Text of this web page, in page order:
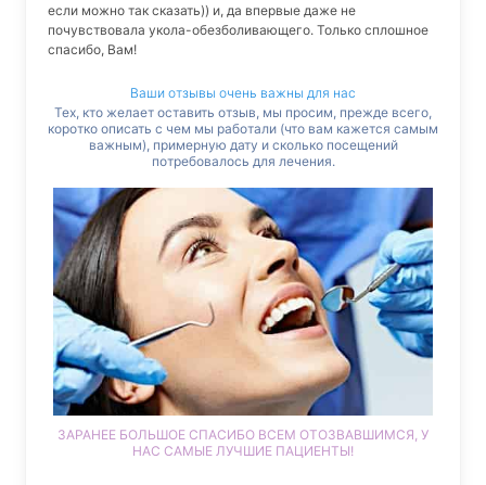
если можно так сказать)) и, да впервые даже не
почувствовала укола-обезболивающего. Только сплошное
спасибо, Вам!
Ваши отзывы очень важны для нас
Тех, кто желает оставить отзыв, мы просим, прежде всего,
коротко описать с чем мы работали (что вам кажется самым
важным), примерную дату и сколько посещений
потребовалось для лечения.
ЗАРАНЕЕ БОЛЬШОЕ СПАСИБО ВСЕМ ОТОЗВАВШИМСЯ, У
НАС САМЫЕ ЛУЧШИЕ ПАЦИЕНТЫ!